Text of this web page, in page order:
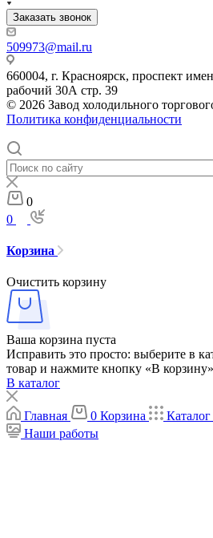
Заказать звонок
509973@mail.ru
660004, г. Красноярск, проспект
рабочий 30А стр. 39
© 2026 Завод холодильного
Политика конфиденциальности
0
0
Корзина
Очистить корзину
Ваша корзина пуста
Исправить это просто: выберите в
товар и нажмите кнопку «В корзину»
В каталог
Главная 0 Корзина Каталог
Наши работы